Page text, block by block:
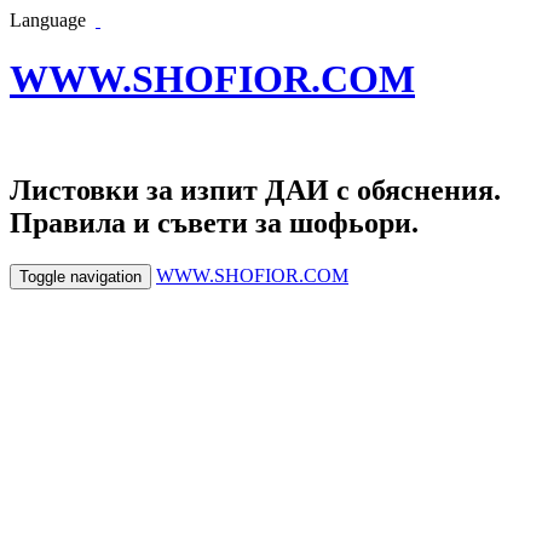
Language
WWW.SHOFIOR.COM
Листовки за изпит ДАИ с обяснения.
Правила и съвети за шофьори.
Toggle navigation WWW.SHOFIOR.COM